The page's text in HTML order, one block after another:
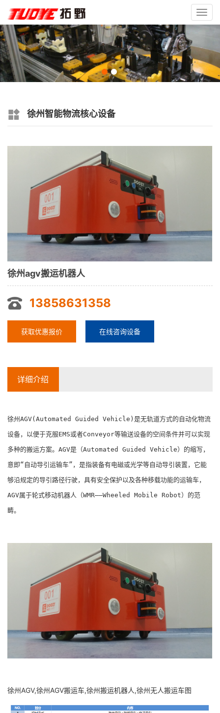
徐州智能物流核心设备
徐州agv搬运机器人
13858631358
获取优惠报价 在线咨询设备
详细介绍
徐州AGV(Automated Guided Vehicle)是无轨道方式的自动化物流
设备，以便于克服EMS或者Conveyor等输送设备的空间条件并可以实现
多种的搬运方案。AGV是（Automated Guided Vehicle）的缩写，
意即“自动导引运输车”，是指装备有电磁或光学等自动导引装置，它能
够沿规定的导引路径行驶，具有安全保护以及各种移载功能的运输车，
AGV属于轮式移动机器人（WMR――Wheeled Mobile Robot）的范
畴。
徐州AGV,徐州AGV搬运车,徐州搬运机器人,徐州无人搬运车图